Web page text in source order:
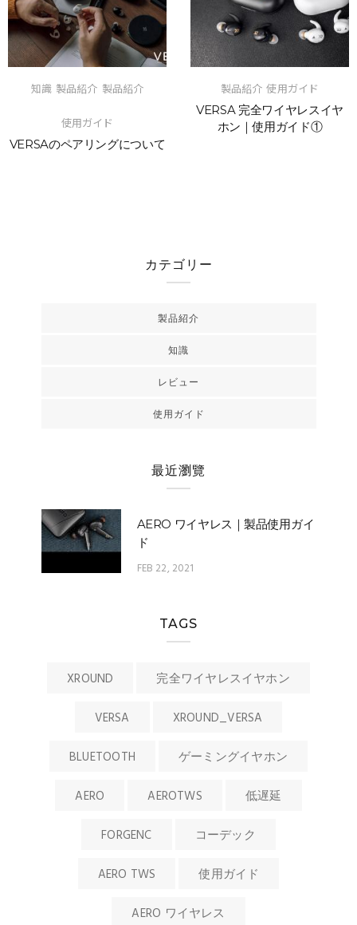
知識 製品紹介 製品紹介
使用ガイド
VERSAのペアリングについて
製品紹介 使用ガイド
VERSA 完全ワイヤレスイヤ
ホン｜使用ガイド①
カテゴリー
製品紹介
知識
レビュー
使用ガイド
最近瀏覽
AERO ワイヤレス｜製品使用ガイ
ド
FEB 22, 2021
TAGS
XROUND 完全ワイヤレスイヤホン
VERSA XROUND_VERSA
BLUETOOTH ゲーミングイヤホン
AERO AEROTWS 低遅延
FORGENC コーデック
AERO TWS 使用ガイド
AERO ワイヤレス